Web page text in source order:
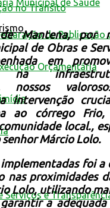
no Trânsito
Municipal de Saúde
de
Orçamentária
Serviços e
Mantena, por
de Obras e
em
na
nossos
intervenção
ao córrego Frio,
local.,
Márcio Lolo.
implementadas foi a
nas proximidades
Lolo, utilizando
a